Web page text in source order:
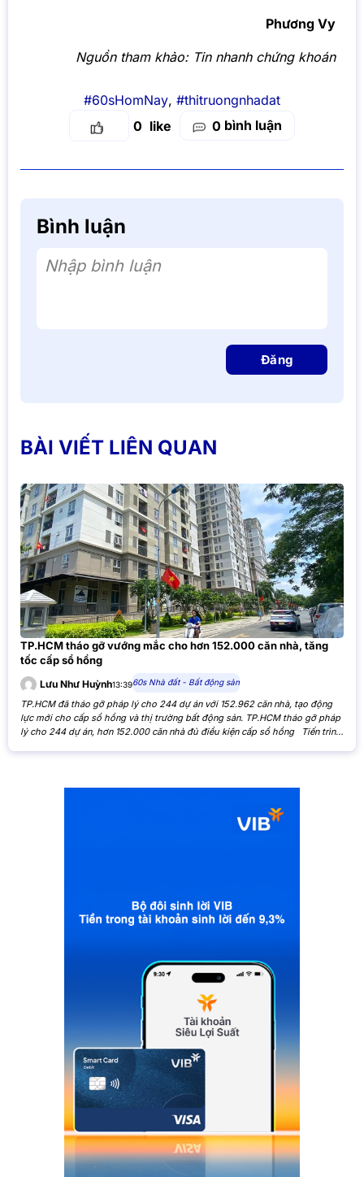
Phương Vy
Nguồn tham khảo: Tin nhanh chứng khoán
#60sHomNay, #thitruongnhadat
0
0 bình luận
Bình luận
Nhập bình luận
Đăng
BÀI VIẾT LIÊN QUAN
TP.HCM tháo gỡ vướng mắc cho hơn 152.000 căn nhà, tăng
tốc cấp sổ hồng
Lưu Như Huỳnh13:3960s Nhà đất - Bất động sản
TP.HCM đã tháo gỡ pháp lý cho 244 dự án với 152.962 căn nhà, tạo động
lực mới cho cấp sổ hồng và thị trường bất động sản. TP.HCM tháo gỡ pháp
lý cho 244 dự án, hơn 152.000 căn nhà đủ điều kiện cấp sổ hồng Tiến trình